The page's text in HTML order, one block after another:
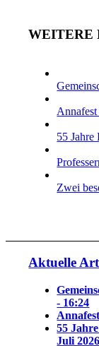
WEITERE
55 Jahre
Zwei
Aktuelle
- 16:24
55
Juli